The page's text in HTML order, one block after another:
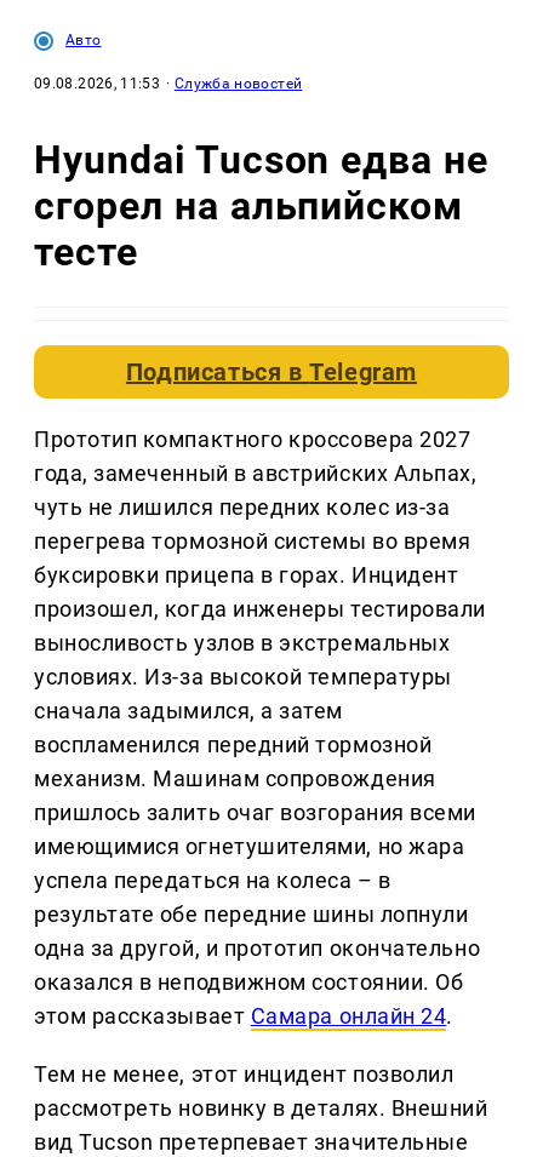
Авто
09.08.2026, 11:53 · Служба новостей
Hyundai Tucson едва не
сгорел на альпийском
тесте
Подписаться вTelegram
Прототип компактного кроссовера 2027
года, замеченный в австрийских Альпах,
чуть не лишился передних колес из-за
перегрева тормозной системы во время
буксировки прицепа в горах. Инцидент
произошел, когда инженеры тестировали
выносливость узлов в экстремальных
условиях. Из-за высокой температуры
сначала задымился, а затем
воспламенился передний тормозной
механизм. Машинам сопровождения
пришлось залить очаг возгорания всеми
имеющимися огнетушителями, но жара
успела передаться на колеса – в
результате обе передние шины лопнули
одна за другой, и прототип окончательно
оказался в неподвижном состоянии. Об
этом рассказывает Самара онлайн 24.
Тем не менее, этот инцидент позволил
рассмотреть новинку в деталях. Внешний
вид Tucson претерпевает значительные